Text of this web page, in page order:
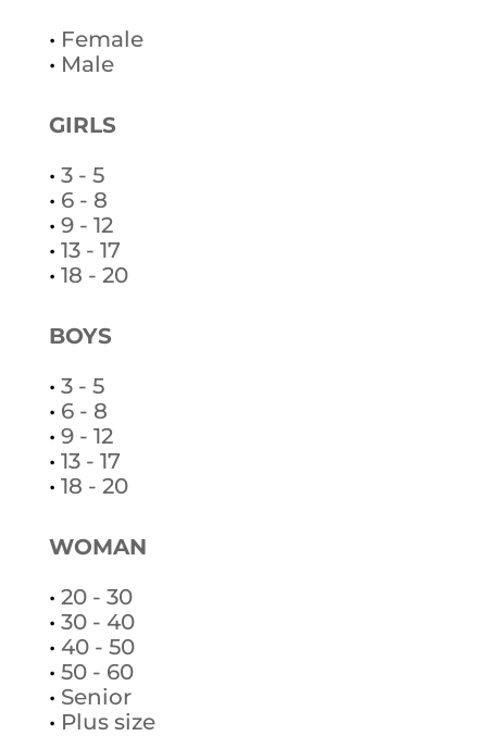
• Female
• Male
GIRLS
• 3 - 5
• 6 - 8
• 9 - 12
• 13 - 17
• 18 - 20
BOYS
• 3 - 5
• 6 - 8
• 9 - 12
• 13 - 17
• 18 - 20
WOMAN
• 20 - 30
• 30 - 40
• 40 - 50
• 50 - 60
• Senior
• Plus size